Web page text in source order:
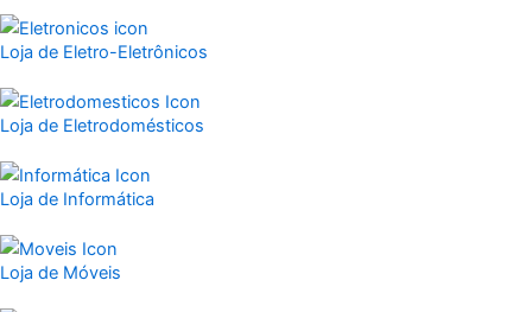
Loja de Eletro-Eletrônicos
Loja de Eletrodomésticos
Loja de Informática
Loja de Móveis